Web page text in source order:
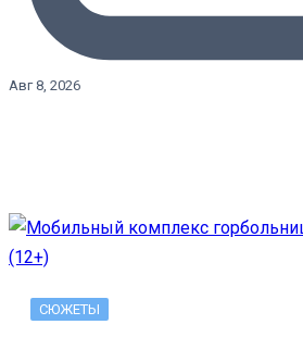
Авг 8, 2026
СЮЖЕТЫ